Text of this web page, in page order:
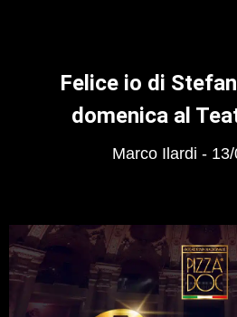
Felice io di
domenica al
Marco Ilardi